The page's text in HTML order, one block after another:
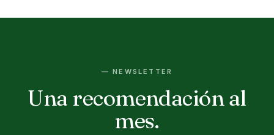
— NEWSLETTER
Una recomendación al
mes.